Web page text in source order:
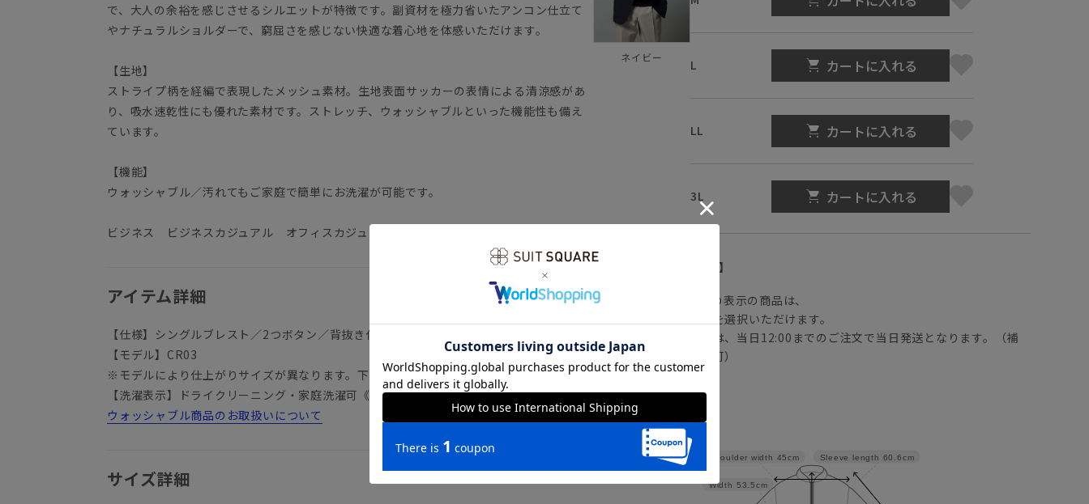
で、大人の余裕を感じさせるシルエットが特徴です。副資材を極力省いたアンコン仕立て
やナチュラルショルダーで、窮屈さを感じない快適な着心地を体感いただけます。
【生地】
ストライプ柄を経編で表現したメッシュ素材。生地表面サッカーの表情による清涼感があ
り、吸水速乾性にも優れた素材です。ストレッチ、ウォッシャブルといった機能性も備え
ています。
【機能】
ウォッシャブル／汚れてもご家庭で簡単にお洗濯が可能です。
ビジネス ビジネスカジュアル オフィスカジュアル テーラード
アイテム詳細
【仕様】シングルブレスト／2つボタン／背抜き仕立て／筒袖／サイドベンツ
【モデル】CR03
※モデルにより仕上がりサイズが異なります。下記のサイズ詳細を必ずご確認下さい。
【洗濯表示】ドライクリーニング・家庭洗濯可《洗濯機可（ネット使用・弱水流）》
ウォッシャブル商品のお取扱いについて
サイズ詳細
ネイビー L カートに入れる
LL カートに入れる
3L カートに入れる
【 アイコンについて】
の表示の商品は、
注文画面でお急ぎ発送を選択いただけます。
さらにメルマガ会員様は、当日12:00までのご注文で当日発送となります。（補
正商品の場合は対応不可）
詳しくはこちら
Sleeve length 60.6cm
Width 53.5cm
Shoulder width 45cm